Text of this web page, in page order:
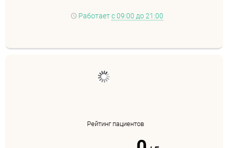
Работает с 09:00 до 21:00
Рейтинг пациентов